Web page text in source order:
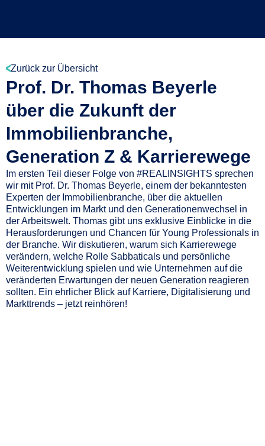
Zurück zur Übersicht
Prof. Dr. Thomas Beyerle
über die Zukunft der
Immobilienbranche,
Generation Z & Karrierewege
Im ersten Teil dieser Folge von #REALINSIGHTS sprechen
wir mit Prof. Dr. Thomas Beyerle, einem der bekanntesten
Experten der Immobilienbranche, über die aktuellen
Entwicklungen im Markt und den Generationenwechsel in
der Arbeitswelt. Thomas gibt uns exklusive Einblicke in die
Herausforderungen und Chancen für Young Professionals in
der Branche. Wir diskutieren, warum sich Karrierewege
verändern, welche Rolle Sabbaticals und persönliche
Weiterentwicklung spielen und wie Unternehmen auf die
veränderten Erwartungen der neuen Generation reagieren
sollten. Ein ehrlicher Blick auf Karriere, Digitalisierung und
Markttrends – jetzt reinhören!